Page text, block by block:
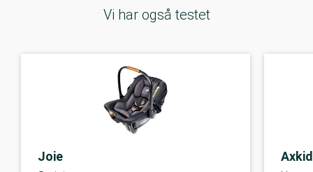
Vi har også testet
Joie Axkid